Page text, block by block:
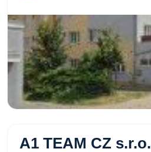
A1 TEAM CZ s.r.o.